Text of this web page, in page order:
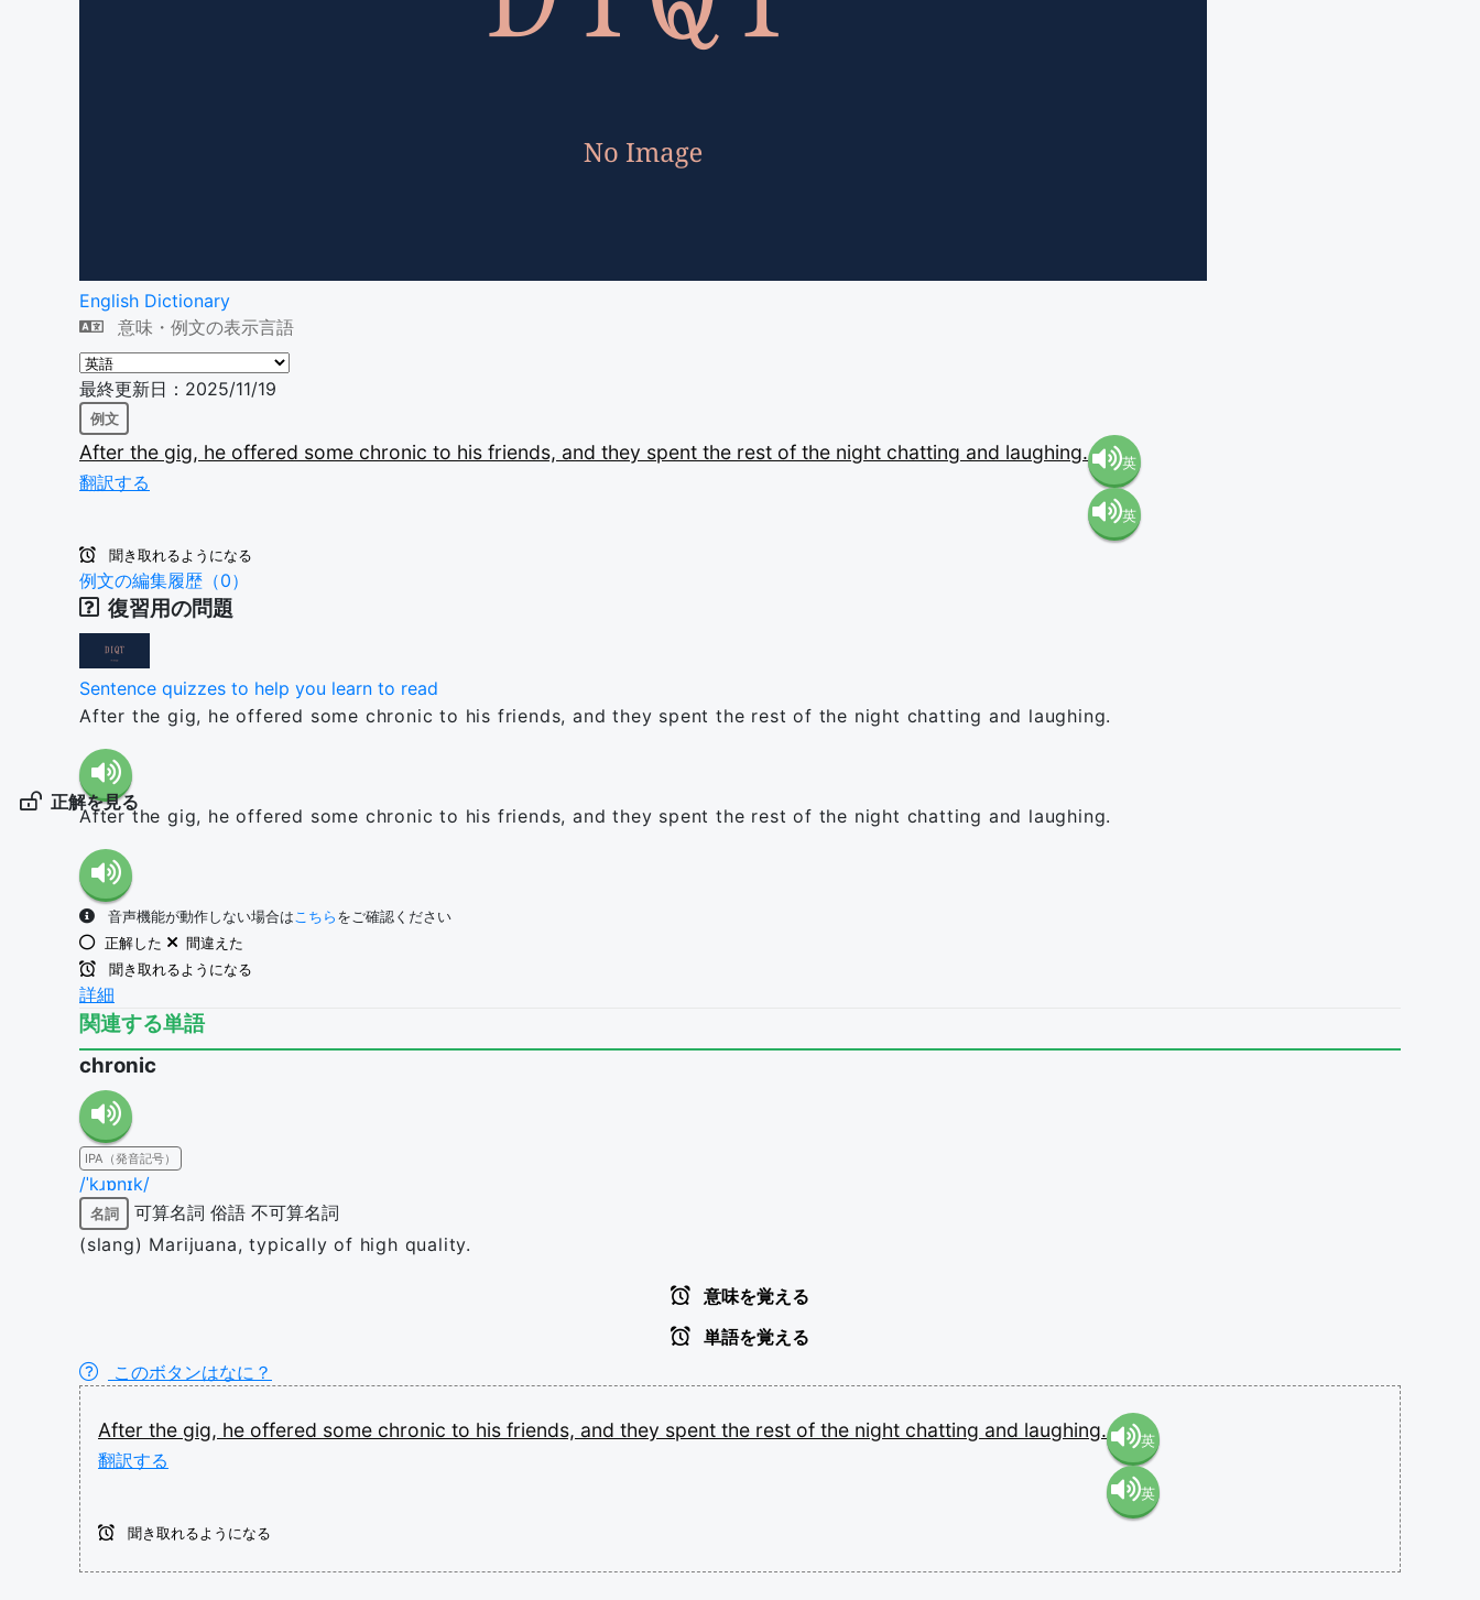
English Dictionary
意味・例文の表示言語
最終更新日：2025/11/19
例文
After the gig, he offered some chronic to his friends, and they spent the rest of the night chatting and laughing.
翻訳する
英
語（米
英
聞き取れるようになる
例文の編集履歴（0）
復習用の問題
Sentence quizzes to help you learn to read
After the gig, he offered some chronic to his friends, and they spent the rest of the night chatting and laughing.
正解を見る
After the gig, he offered some chronic to his friends, and they spent the rest of the night chatting and laughing.
音声機能が動作しない場合はこちら をご確認ください
正解した
間違えた
聞き取れるようになる
詳細
関連する単語
chronic
IPA（発音記号）
/ˈkɹɒnɪk/
名詞 可算名詞 俗語 不可算名詞
(slang) Marijuana, typically of high quality.
意味を覚える
単語を覚える
このボタンはなに？
After the gig, he offered some chronic to his friends, and they spent the rest of the night chatting and laughing.
翻訳する
英
語（米
英
聞き取れるようになる